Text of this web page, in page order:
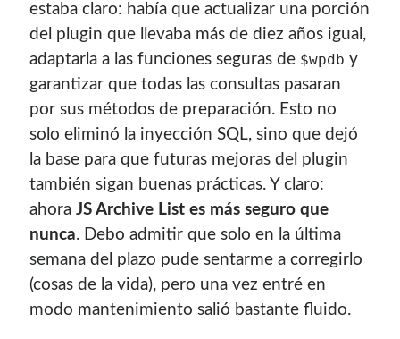
estaba claro: había que actualizar una porción
del plugin que llevaba más de diez años igual,
adaptarla a las funciones seguras de $wpdb y
garantizar que todas las consultas pasaran
por sus métodos de preparación. Esto no
solo eliminó la inyección SQL, sino que dejó
la base para que futuras mejoras del plugin
también sigan buenas prácticas. Y claro:
ahoraJS Archive List es más seguro que
nunca. Debo admitir que solo en la última
semana del plazo pude sentarme a corregirlo
(cosas de la vida), pero una vez entré en
modo mantenimiento salió bastante fluido.